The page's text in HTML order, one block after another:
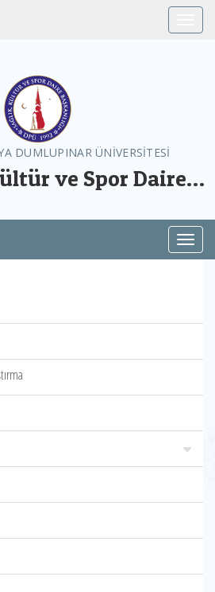
DUMLUPINAR ÜNİVERSİTESİ
ve Spor Daire